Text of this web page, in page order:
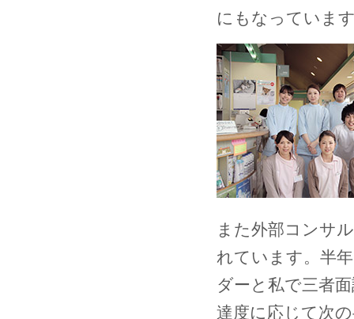
にもなっていま
また外部コンサ
れています。半
ダーと私で三者
達度に応じて次